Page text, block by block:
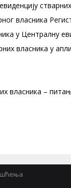
власника
у Централну
власника у
власника –